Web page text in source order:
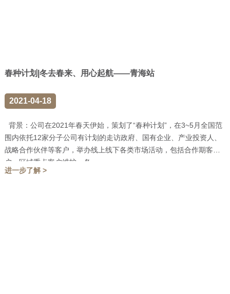
春种计划|冬去春来、用心起航——青海站
2021-04-18
背景：公司在2021年春天伊始，策划了“春种计划”，在3~5月全国范
围内依托12家分子公司有计划的走访政府、国有企业、产业投资人、
战略合作伙伴等客户，举办线上线下各类市场活动，包括合作期客
户、区域重点客户维护，各...
进一步了解 >